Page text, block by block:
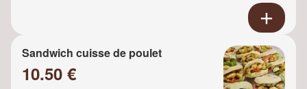
Sandwich cuisse de poulet
10.50 €